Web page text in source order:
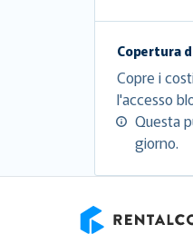
Copertura
Copre i
l'accesso
Questa
giorno.